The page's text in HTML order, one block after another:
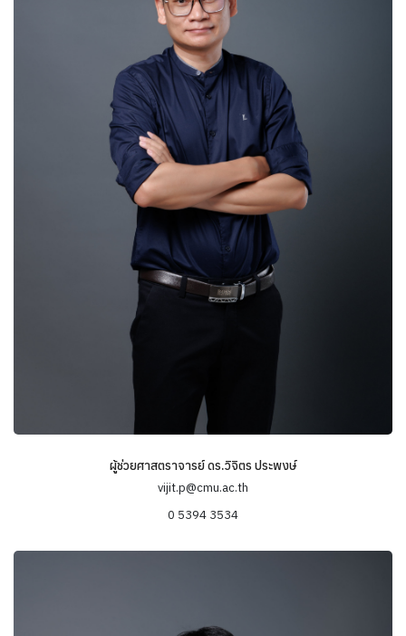
สังคมวัฒนธรรมคนพลัดถิ่น/ชายแดนศึกษา
รัฐชาติและภาวะข้ามชาติ
มานุษยวิทยานิเวศ
ผู้ช่วยศาสตราจารย์ ดร.วิจิตร ประพงษ์
vijit.p@cmu.ac.th
0 5394 3534